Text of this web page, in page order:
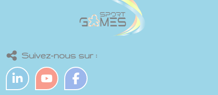
Suivez-nous sur :